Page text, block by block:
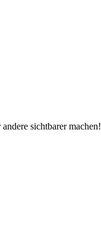
sichtbarer machen!